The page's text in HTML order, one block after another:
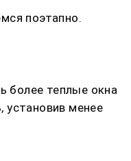
поэтапно.
более теплые окна
установив менее